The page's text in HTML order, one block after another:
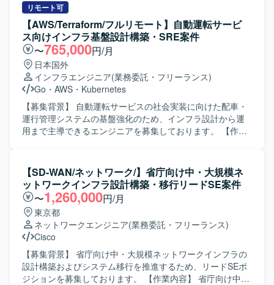
るインフラ上流工程に深く関わることができ、クラウド基
盤SEや技術調整SEとしての経験を積むことができます。構
築作業だけでなく、要件定義や技術評価、関係者調整など
上流寄りの業務を通じて、インフラアーキテクチャやセキ
ュリティ、非機能要件に関する知見を広く深く身につけて
いただけます。 【開発環境】 AWSクラウド基盤を中心とし
たインフラ環境となります。ネットワーク、認証、鍵管理
などの基盤セキュリティや、外部システムとの接続を含む
構成評価に携わっていただきます。
ム連携を実現するためのインフラ基盤構築をご担当いただ
きます。AWS上の音声認識システムからAzure上の生成AIサ
ービスへ音声データを連携するため、マルチクラウド間ネ
ットワーク連携の設計・構築を実施していただきます。具
体的には、AWS側でのNLB構築とルーティング設計、Azure
側でのサブスクリプションおよびネットワーク、Azure
OpenAIサービスの構築、Private EndpointおよびPrivateLink
の設定などを行っていただきます。また、ルーティングや
DNS、セキュリティ関連の設定を含む非機能要件の設計・
構築や、統合基盤標準に基づく監視・セキュリティ設定、
エージェントインストールなども実施していただきます。
ったマルチベンダー間の調整業務も担っていただきます。
エンド側メンバーと共同で作業を進め、スケジュール管理
や技術的な支援、若手メンバーへの教育も行っていただき
ます。要件定義工程の結果を踏まえ、基本設計から試験ま
で一連の工程を推進していただく想定です。 【求める人物
像】 マルチクラウド環境におけるネットワーク設計・構築
に主体的に取り組み、要件整理から試験までを自走して推
進できる方を求めております。複数の関係者と協調しなが
ら、状況に応じて柔軟にコミュニケーションを取り、タス
クの優先度付けや進行管理を行える方です。若手メンバー
リモート可
【AWS/Terraform/フルリモート】自動運転サービ
ス向けインフラ基盤設計構築・SRE案件
〜765,000円/月
日本国外
インフラエンジニア(業務委託・フリーランス)
Go ・ AWS ・ Kubernetes
【募集背景】 自動運転サービスの社会実装に向けた配車・
運行管理システムの基盤強化のため、インフラ設計から運
用まで主導できるエンジニアを募集しております。 【作業
ていただきます。 サービス立ち上げの初期フェーズから参
画し、アーキテクト設計や基本設計（主にセキュリティや
可観測性などの非機能要件）を実施していただきます。 そ
の後はインフラエンジニア/SREとして、環境の構築および
最適化を主導していただきます。 具体的には、開発および
サービス提供基盤のアーキテクト設計や基本設計、DevOps
環境の設計・構築、SREとして環境の自動化や最適化など
を行っていただきます。 【求める人物像】 自ら主体的にサ
ービス基盤づくりに取り組み、非機能要件を意識した設
計・改善ができる方を求めております。 長期的なサービス
【SD-WAN/ネットワーク/】省庁向け中・大規模ネ
ットワークインフラ設計構築・移行リードSE案件
〜1,260,000円/月
東京都
ネットワークエンジニア(業務委託・フリーランス)
Cisco
【募集背景】 省庁向け中・大規模ネットワークインフラの
設計構築およびシステム移行を推進するため、リードSEポ
ジションを募集しております。 【作業内容】 省庁向け中・